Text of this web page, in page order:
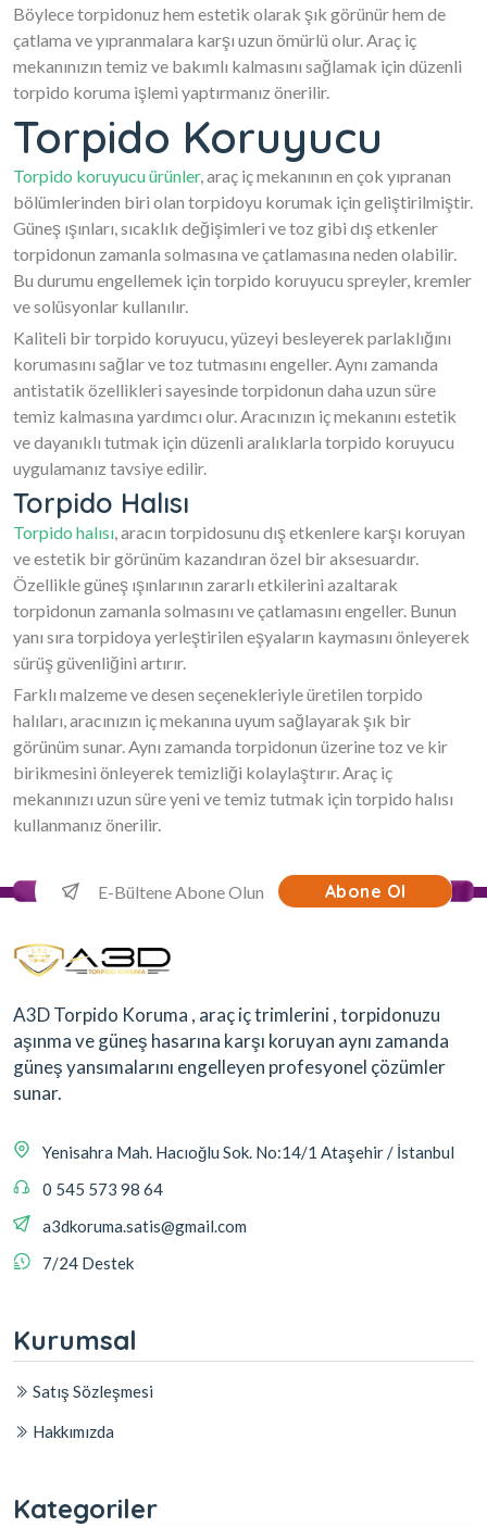
Böylece torpidonuz hem estetik olarak şık görünür hem de
çatlama ve yıpranmalara karşı uzun ömürlü olur. Araç iç
mekanınızın temiz ve bakımlı kalmasını sağlamak için düzenli
torpido koruma işlemi yaptırmanız önerilir.
Torpido Koruyucu
Torpido koruyucu ürünler, araç iç mekanının en çok yıpranan
bölümlerinden biri olan torpidoyu korumak için geliştirilmiştir.
Güneş ışınları, sıcaklık değişimleri ve toz gibi dış etkenler
torpidonun zamanla solmasına ve çatlamasına neden olabilir.
Bu durumu engellemek için torpido koruyucu spreyler, kremler
ve solüsyonlar kullanılır.
Kaliteli bir torpido koruyucu, yüzeyi besleyerek parlaklığını
korumasını sağlar ve toz tutmasını engeller. Aynı zamanda
antistatik özellikleri sayesinde torpidonun daha uzun süre
temiz kalmasına yardımcı olur. Aracınızın iç mekanını estetik
ve dayanıklı tutmak için düzenli aralıklarla torpido koruyucu
uygulamanız tavsiye edilir.
Torpido Halısı
Torpido halısı, aracın torpidosunu dış etkenlere karşı koruyan
ve estetik bir görünüm kazandıran özel bir aksesuardır.
Özellikle güneş ışınlarının zararlı etkilerini azaltarak
torpidonun zamanla solmasını ve çatlamasını engeller. Bunun
yanı sıra torpidoya yerleştirilen eşyaların kaymasını önleyerek
sürüş güvenliğini artırır.
Farklı malzeme ve desen seçenekleriyle üretilen torpido
halıları, aracınızın iç mekanına uyum sağlayarak şık bir
görünüm sunar. Aynı zamanda torpidonun üzerine toz ve kir
birikmesini önleyerek temizliği kolaylaştırır. Araç iç
mekanınızı uzun süre yeni ve temiz tutmak için torpido halısı
kullanmanız önerilir.
Abone Ol
A3D Torpido Koruma , araç iç trimlerini , torpidonuzu
aşınma ve güneş hasarına karşı koruyan aynı zamanda
güneş yansımalarını engelleyen profesyonel çözümler
sunar.
Yenisahra Mah. Hacıoğlu Sok. No:14/1 Ataşehir / İstanbul
0 545 573 98 64
a3dkoruma.satis@gmail.com
7/24 Destek
Kurumsal
Satış Sözleşmesi
Hakkımızda
Kategoriler